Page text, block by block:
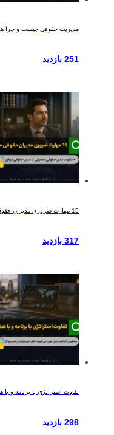
مدیریت حقوقی چیست و چرا
251 بازدید
15 مهارت ضروری مدیران حقوقی موفق
317 بازدید
تفاوت استراتژی با برنامه و با
298 بازدید